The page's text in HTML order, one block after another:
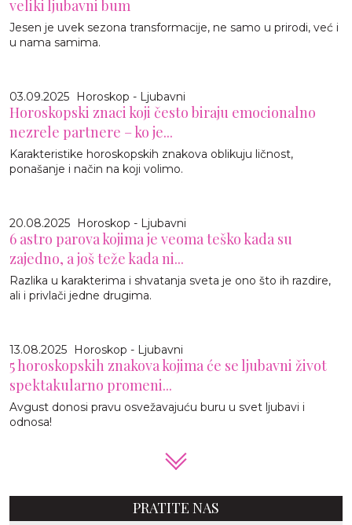
veliki ljubavni bum
Jesen je uvek sezona transformacije, ne samo u prirodi, već i
u nama samima.
03.09.2025 Horoskop - Ljubavni
Horoskopski znaci koji često biraju emocionalno
nezrele partnere – ko je...
Karakteristike horoskopskih znakova oblikuju ličnost,
ponašanje i način na koji volimo.
20.08.2025 Horoskop - Ljubavni
6 astro parova kojima je veoma teško kada su
zajedno, a još teže kada ni...
Razlika u karakterima i shvatanja sveta je ono što ih razdire,
ali i privlači jedne drugima.
13.08.2025 Horoskop - Ljubavni
5 horoskopskih znakova kojima će se ljubavni život
spektakularno promeni...
Avgust donosi pravu osvežavajuću buru u svet ljubavi i
odnosa!
PRATITE NAS